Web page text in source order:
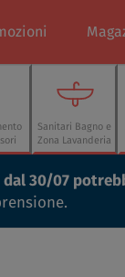
Sanitari Bagno e
Zona Lavanderia
30/07